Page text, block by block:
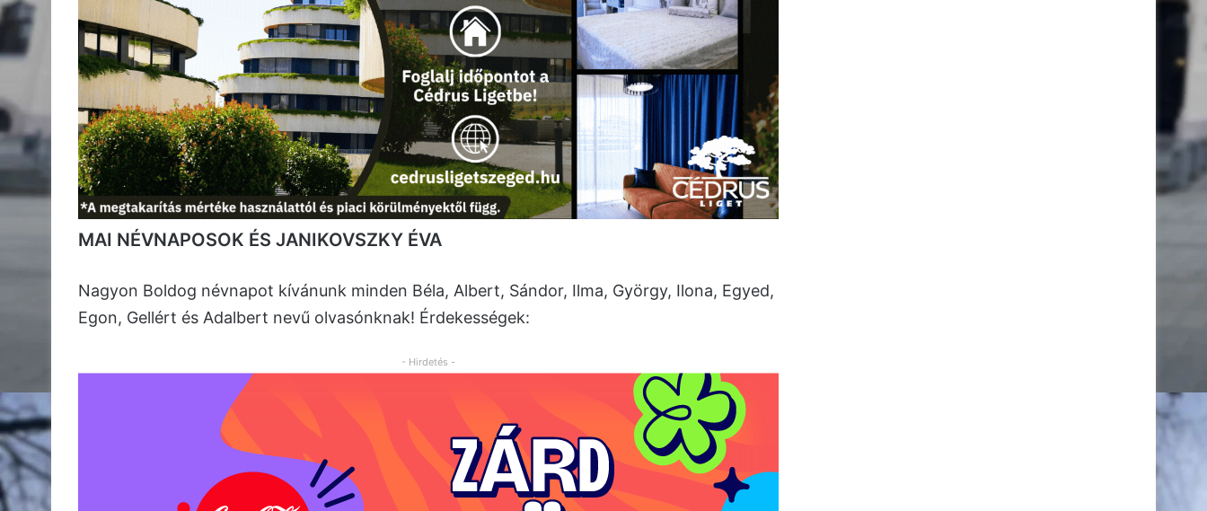
MAI NÉVNAPOSOK ÉS JANIKOVSZKY ÉVA
Nagyon Boldog névnapot kívánunk minden Béla, Albert, Sándor, Ilma, György, Ilona, Egyed,
Egon, Gellért és Adalbert nevű olvasónknak! Érdekességek:
- Hirdetés -